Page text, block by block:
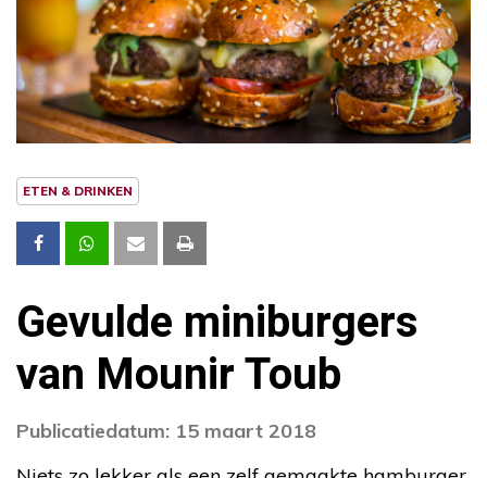
ETEN & DRINKEN
Gevulde miniburgers
van Mounir Toub
Publicatiedatum: 15 maart 2018